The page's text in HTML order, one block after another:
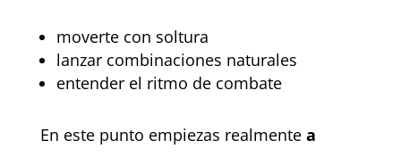
moverte con soltura
lanzar combinaciones naturales
entender el ritmo de combate
En este punto empiezas realmente a